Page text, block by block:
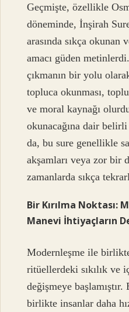
Geçmişte, özellikle
döneminde, İnşirah
arasında sıkça okunan
amacı güden
çıkmanın bir yolu
topluca okunması,
ve moral kaynağı
okunacağına dair belirli
da, bu sure genellikle
akşamları veya zor bir
zamanlarda sıkça
Bir Kırılma Noktası:
Manevi İhtiyaçların
Modernleşme ile
ritüellerdeki sıkılık ve
değişmeye
birlikte insanlar daha